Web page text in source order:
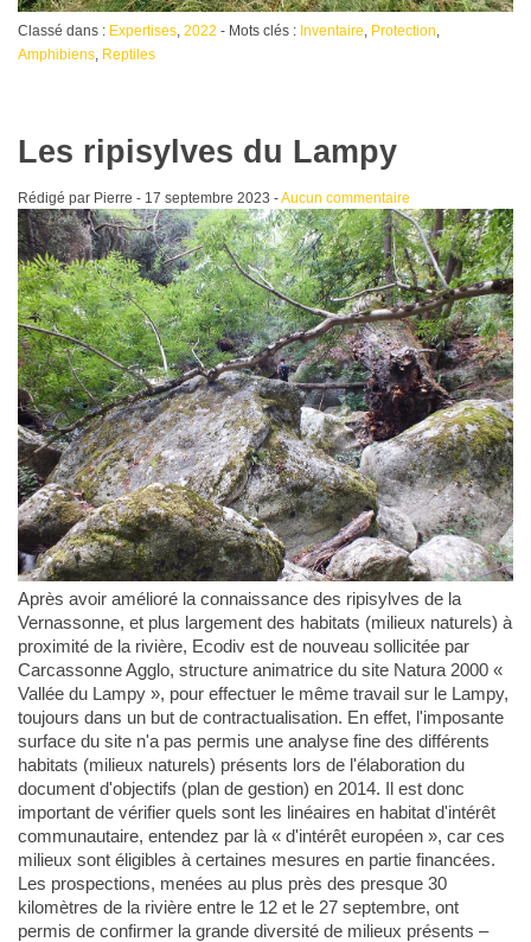
Classé dans : Expertises, 2022 - Mots clés : Inventaire, Protection,
Amphibiens, Reptiles
Les ripisylves du Lampy
Rédigé par Pierre - 17 septembre 2023 -Aucun commentaire
Après avoir amélioré la connaissance des ripisylves de la
Vernassonne, et plus largement des habitats (milieux naturels) à
proximité de la rivière, Ecodiv est de nouveau sollicitée par
Carcassonne Agglo, structure animatrice du site Natura 2000 «
Vallée du Lampy », pour effectuer le même travail sur le Lampy,
toujours dans un but de contractualisation. En effet, l'imposante
surface du site n'a pas permis une analyse fine des différents
habitats (milieux naturels) présents lors de l'élaboration du
document d'objectifs (plan de gestion) en 2014. Il est donc
important de vérifier quels sont les linéaires en habitat d'intérêt
communautaire, entendez par là « d'intérêt européen », car ces
milieux sont éligibles à certaines mesures en partie financées.
Les prospections, menées au plus près des presque 30
kilomètres de la rivière entre le 12 et le 27 septembre, ont
permis de confirmer la grande diversité de milieux présents –